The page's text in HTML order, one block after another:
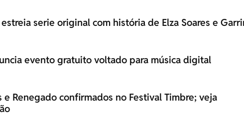
serie original com história de Elza Soares e
evento gratuito voltado para música digital
e Renegado confirmados no Festival Timbre; veja